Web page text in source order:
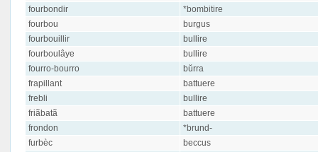
fourbondir
*bombitire
fourbou
burgus
fourbouillir
bullire
fourboulâye
bullire
fourro-bourro
bŭrra
frapillant
battuere
frebli
bullire
friãbatã
battuere
frondon
*brund-
furbèc
beccus